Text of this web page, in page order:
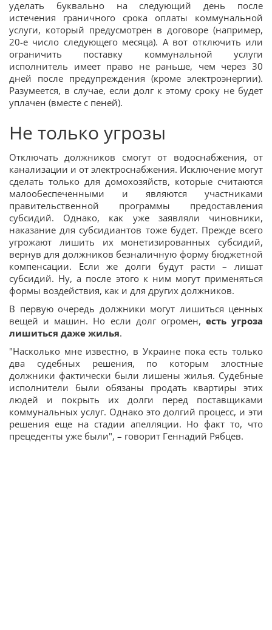
уделать буквально на следующий день после
истечения граничного срока оплаты коммунальной
услуги, который предусмотрен в договоре (например,
20-е число следующего месяца). А вот отключить или
ограничить поставку коммунальной услуги
исполнитель имеет право не раньше, чем через 30
дней после предупреждения (кроме электроэнергии).
Разумеется, в случае, если долг к этому сроку не будет
уплачен (вместе с пеней).
Не только угрозы
Отключать должников смогут от водоснабжения, от
канализации и от электроснабжения. Исключение могут
сделать только для домохозяйств, которые считаются
малообеспеченными и являются участниками
правительственной программы предоставления
субсидий. Однако, как уже заявляли чиновники,
наказание для субсидиантов тоже будет. Прежде всего
угрожают лишить их монетизированных субсидий,
вернув для должников безналичную форму бюджетной
компенсации. Если же долги будут расти – лишат
субсидий. Ну, а после этого к ним могут применяться
формы воздействия, как и для других должников.
В первую очередь должники могут лишиться ценных
вещей и машин. Но если долг огромен, есть угроза
лишиться даже жилья.
"Насколько мне известно, в Украине пока есть только
два судебных решения, по которым злостные
должники фактически были лишены жилья. Судебные
исполнители были обязаны продать квартиры этих
людей и покрыть их долги перед поставщиками
коммунальных услуг. Однако это долгий процесс, и эти
решения еще на стадии апелляции. Но факт то, что
прецеденты уже были", – говорит Геннадий Рябцев.